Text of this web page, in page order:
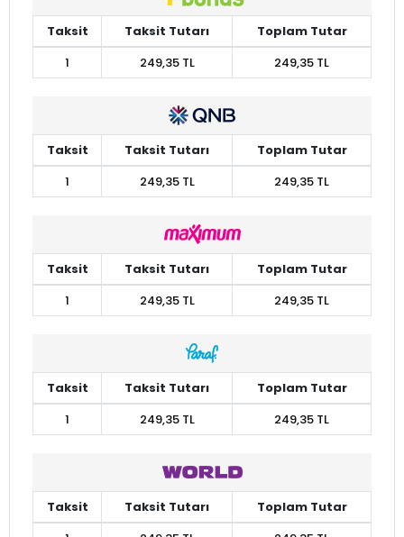
Taksit Taksit Tutarı
Toplam Tutar
1
249,35 TL 249,35 TL
Taksit Taksit Tutarı
Toplam Tutar
1
249,35 TL 249,35 TL
Taksit Taksit Tutarı
Toplam Tutar
1
249,35 TL 249,35 TL
Taksit Taksit Tutarı
Toplam Tutar
1
249,35 TL 249,35 TL
Taksit Taksit Tutarı
Toplam Tutar